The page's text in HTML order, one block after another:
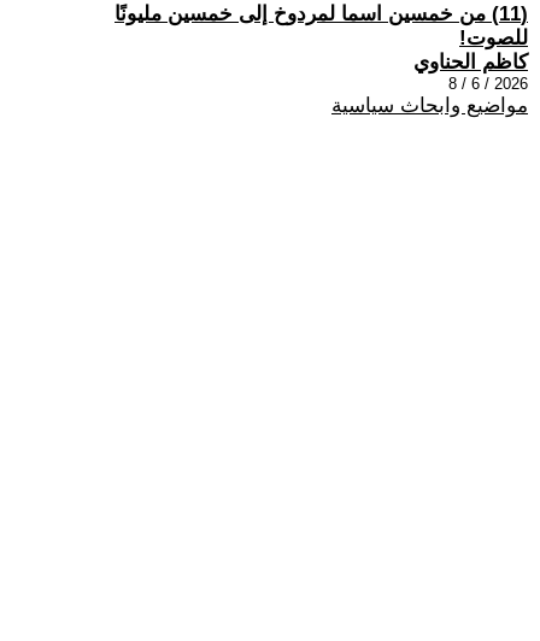
(11) من خمسين اسما لمردوخ إلى خمسين مليونًا
للصوت!
كاظم الحناوي
2026 / 6 / 8
مواضيع وابحاث سياسية